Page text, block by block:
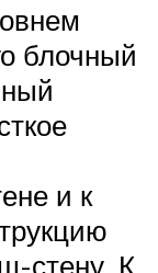
блочный
и к
стену. К